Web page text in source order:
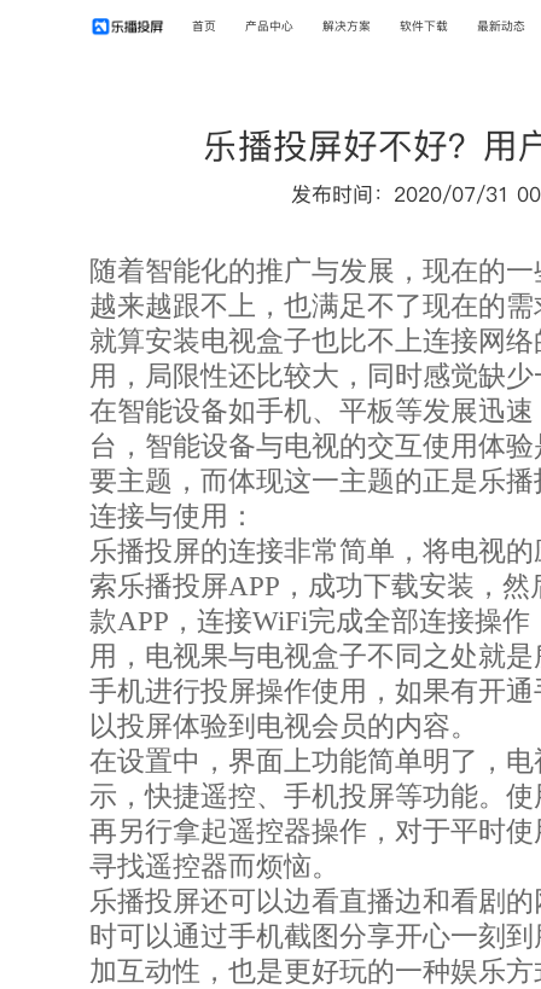
首页 产品中心 解决方案 软件下载 最新动态
乐播投屏好不好？用
发布时间：2020/07/31
随着智能化的推广与发展，现在的
越来越跟不上，也满足不了现在的
就算安装电视盒子也比不上连接网
用，局限性还比较大，同时感觉缺
在智能设备如手机、平板等发展迅
台，智能设备与电视的交互使用体
要主题，而体现这一主题的正是乐播
连接与使用：
乐播投屏的连接非常简单，将电视
索乐播投屏APP，成功下载安装，
款APP，连接WiFi完成全部连接操作
用，电视果与电视盒子不同之处就
手机进行投屏操作使用，如果有开
以投屏体验到电视会员的内容。
在设置中，界面上功能简单明了，
示，快捷遥控、手机投屏等功能。
再另行拿起遥控器操作，对于平时
寻找遥控器而烦恼。
乐播投屏还可以边看直播边和看剧
时可以通过手机截图分享开心一刻
加互动性，也是更好玩的一种娱乐